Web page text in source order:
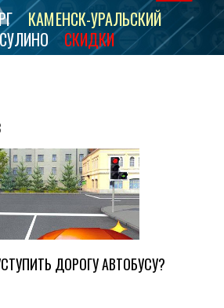
КАМЕНСК-УРАЛЬСКИЙ
СКИДКИ
ДОРОГУ АВТОБУСУ?